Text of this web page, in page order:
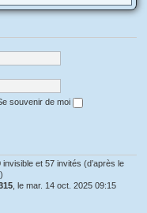
souvenir de moi
et 57 invités (d’après le
, le mar. 14 oct. 2025 09:15